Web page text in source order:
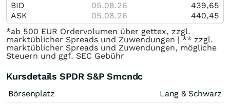
BID 05.08.26
439,65
ASK
05.08.26
440,45
*ab 500 EUR Ordervolumen über gettex, zzgl.
marktüblicher Spreads und Zuwendungen | ** zzgl.
marktüblicher Spreads und Zuwendungen, mögliche
Steuern und ggf. SEC Gebühr
Kursdetails SPDR S&P Smcndc
Börsenplatz
Lang & Schwarz